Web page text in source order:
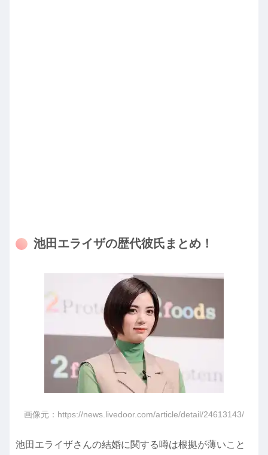
池田エライザの歴代彼氏まとめ！
画像元：https://news.livedoor.com/article/detail/24613143/
池田エライザさんの結婚に関する噂は根拠が薄いこと